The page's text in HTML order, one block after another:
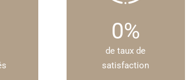
0%
de taux de
satisfaction